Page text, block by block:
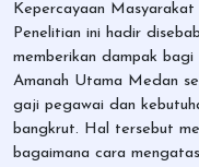
Kepercayaan Masyarakat
Penelitian ini hadir
memberikan dampak
Amanah Utama Medan
gaji pegawai dan
bangkrut. Hal tersebut
bagaimana cara